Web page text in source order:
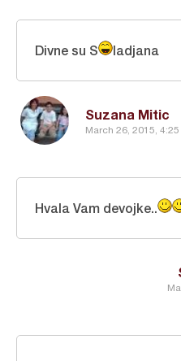
Suzana Mitic
March 26, 2015,
Divne su S ladjana
Hvala Vam devojke..